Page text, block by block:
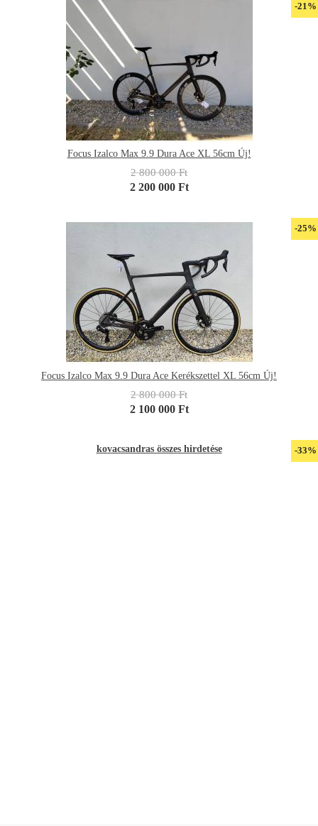
-21%
Focus Izalco Max 9.9 Dura Ace XL 56cm Új!
2 800 000 Ft
2 200 000 Ft
-25%
Focus Izalco Max 9.9 Dura Ace Kerékszettel XL 56cm Új!
2 800 000 Ft
2 100 000 Ft
-33%
kovacsandras összes hirdetése